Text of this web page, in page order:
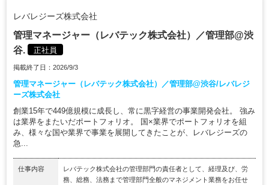
レバレジーズ株式会社
管理マネージャー（レバテック株式会社）／管理部@渋
谷.
正社員
掲載終了日：2026/9/3
管理マネージャー（レバテック株式会社）／管理部@渋谷/レバレジ
ーズ株式会社
創業15年で449億規模に成長し、常に黒字経営の事業開発会社。 強み
は業界をまたいだポートフォリオ。 国×業界でポートフォリオを組
み、様々な国や業界で事業を展開してきたことが、レバレジーズの
急...
仕事内容
レバテック株式会社の管理部門の責任者として、経理及び、労
務、総務、法務まで管理部門全般のマネジメント業務をお任せ